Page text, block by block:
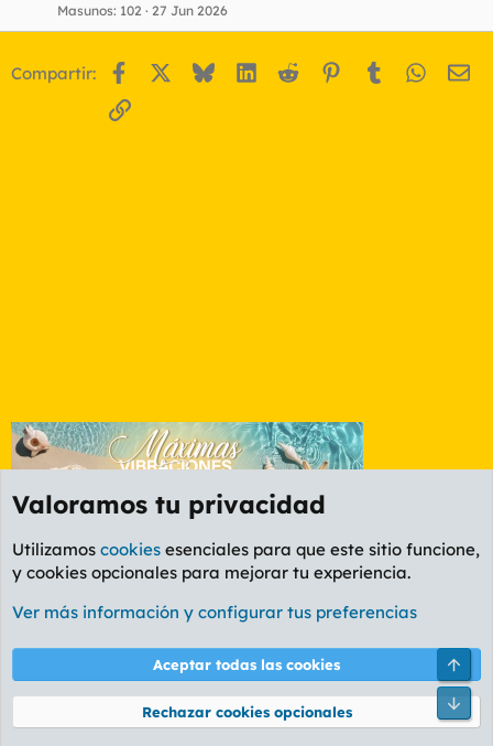
Masunos 102 27 Jun 2026
Compartir: Facebook BlueskyLinkedIn
Reddit Pinterest
Tumblr
Enlace
Foro Informática y Videojuegos
Cookies
PL OLDSTYLE AMARILLO
Términos y reglas Política de privacidad Ayuda
Community platform by XenForo® © 2010-2026 XenForo Ltd.
Valoramos tu privacidad
Utilizamos cookies esenciales para que este sitio funcione,
y cookies opcionales para mejorar tu experiencia.
Ver más información y configurar tus preferencias
Aceptar todas las cookies
Rechazar cookies opcionales
Pie